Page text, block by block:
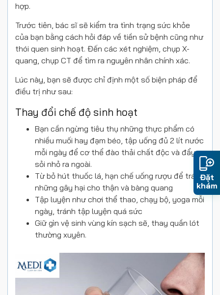
hợp.
Trước tiên, bác sĩ sẽ kiểm tra tình trạng sức khỏe
của bạn bằng cách hỏi đáp về tiền sử bệnh cũng như
thói quen sinh hoạt. Đến các xét nghiệm, chụp X-
quang, chụp CT để tìm ra nguyên nhân chính xác.
Lúc này, bạn sẽ được chỉ định một số biện pháp để
điều trị như sau:
Thay đổi chế độ sinh hoạt
Bạn cần ngừng tiêu thụ những thực phẩm có
nhiều muối hay đạm béo, tập uống đủ 2 lít nước
mỗi ngày để cơ thể đào thải chất độc và đẩy
sỏi nhỏ ra ngoài.
Từ bỏ hút thuốc lá, hạn chế uống rượu để tránh
những gây hại cho thận và bàng quang
Tập luyện như chơi thể thao, chạy bộ, yoga mỗi
ngày, tránh tập luyện quá sức
Giữ gìn vệ sinh vùng kín sạch sẽ, thay quần lót
thường xuyên.
Đặt
khám